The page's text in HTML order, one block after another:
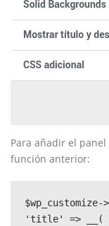
Para añadir el
función anterior:
'title' => __(